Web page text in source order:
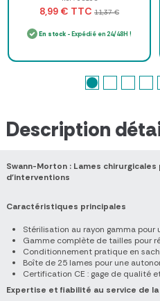
8,99 € TTC 11,37 €
En stock - Expédié en 24/48H !
Description
Swann-Morton : Lames
d'interventions
Caractéristiques principales
Stérilisation au rayon gamma
Gamme complète de tailles pour
Conditionnement pratique en
Boîte de 25 lames pour une
Certification CE : gage de qualité
Expertise et fiabilité au service de